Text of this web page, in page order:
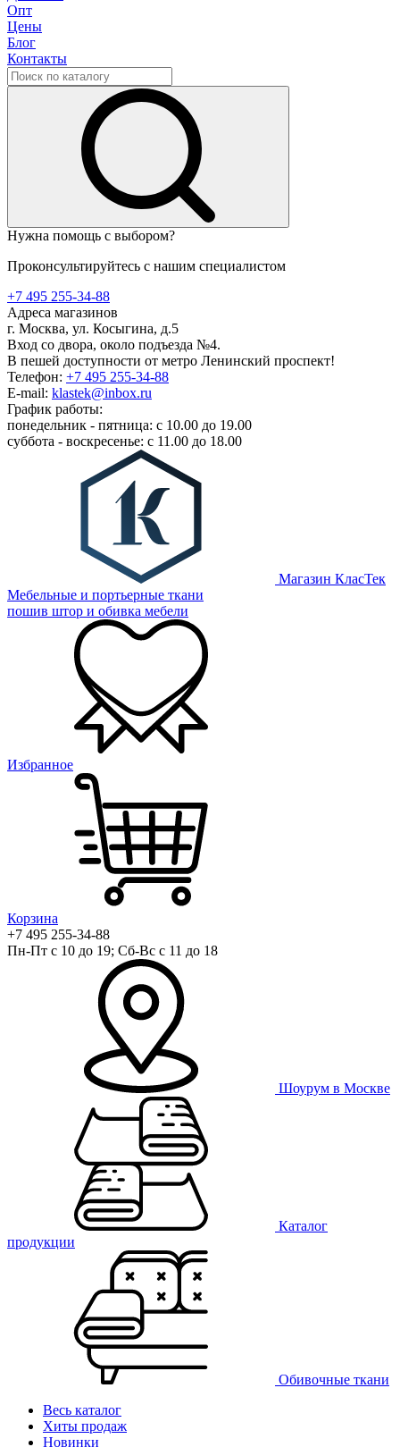
Опт
Цены
Блог
Контакты
Нужна помощь с выбором?
Проконсультируйтесь с нашим специалистом
+7 495 255-34-88
Адреса магазинов
г. Москва, ул. Косыгина, д.5
Вход со двора, около подъезда №4.
В пешей доступности от метро Ленинский проспект!
Телефон: +7 495 255-34-88
E-mail: klastek@inbox.ru
График работы:
понедельник - пятница: с 10.00 до 19.00
суббота - воскресенье: с 11.00 до 18.00
Магазин КласТек
Мебельные и портьерные ткани
пошив штор и обивка мебели
Избранное
Корзина
+7 495 255-34-88
Пн-Пт с 10 до 19; Сб-Вс с 11 до 18
Шоурум в Москве
Каталог
продукции
Обивочные ткани
Весь каталог
Хиты продаж
Новинки